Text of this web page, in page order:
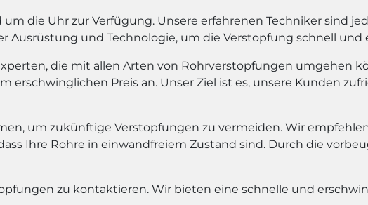
die Uhr zur Verfügung. Unsere erfahrenen Techniker sind
Ausrüstung und Technologie, um die Verstopfung schnell und
die mit allen Arten von Rohrverstopfungen umgehen
erschwinglichen Preis an. Unser Ziel ist es, unsere Kunden
um zukünftige Verstopfungen zu vermeiden. Wir
Ihre Rohre in einwandfreiem Zustand sind. Durch die
zu kontaktieren. Wir bieten eine schnelle und